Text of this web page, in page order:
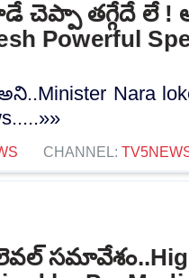
చెప్పా తగ్గేదే లే !
Powerful
Nara
CHANNEL: